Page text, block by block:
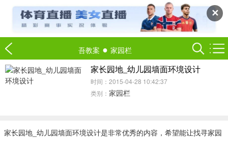
✕
吾教案 ● 家园栏
家长园地_幼儿园墙面环境设计
时间：2015-04-28 10:42:37
类别： 家园栏
家长园地_幼儿园墙面环境设计是非常优秀的内容，希望能让找寻家园